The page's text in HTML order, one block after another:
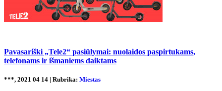
Pavasariški „Tele2“ pasiūlymai: nuolaidos paspirtukams,
telefonams ir išmaniems daiktams
***, 2021 04 14 | Rubrika: Miestas